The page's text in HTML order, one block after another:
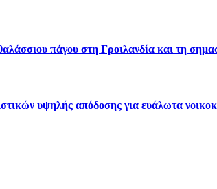
πάγου στη Γροιλανδία και τη
υψηλής απόδοσης για ευάλωτα